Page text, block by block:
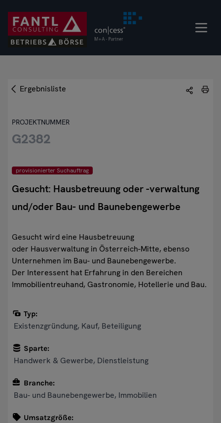
zum
Inhalt
Ergebnisliste
PROJEKTNUMMER
G2382
provisionierter Suchauftrag
Gesucht: Hausbetreuung oder -verwaltung
und/oder Bau- und Baunebengewerbe
Gesucht wird eine Hausbetreuung
oder Hausverwaltung in Österreich-Mitte, ebenso
Unternehmen im Bau- und Baunebengewerbe.
Der Interessent hat Erfahrung in den Bereichen
Immobilientreuhand, Gastronomie, Hotellerie und Bau.
Typ:
Existenzgründung, Kauf, Beteiligung
Sparte:
Handwerk & Gewerbe, Dienstleistung
Branche:
Bau- und Baunebengewerbe, Immobilien
Umsatzgröße: